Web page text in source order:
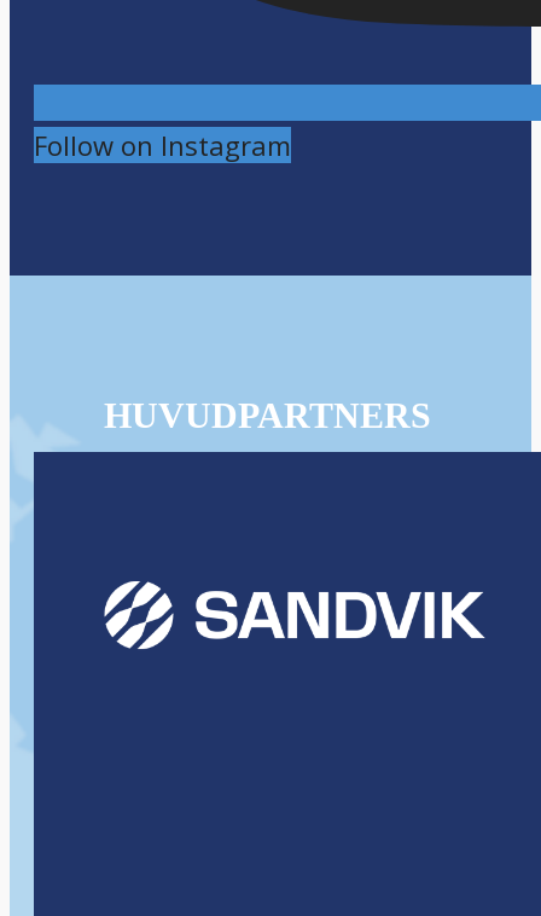
Follow on Instagram
HUVUDPARTNERS